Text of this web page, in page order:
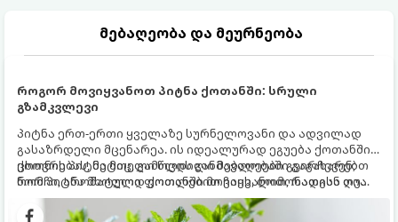
მებაღეობა და მეურნეობა
როგორ მოვიყვანოთ პიტნა ქოთანში: სრული
გზამკვლევი
პიტნა ერთ-ერთი ყველაზე სურნელოვანი და ადვილად
გასაზრდელი მცენარეა. ის იდეალურად ეგუება ქოთანში
ცხოვრებას, მეტიც, გამოცდილი მებაღეები გვირჩევენ,
რომ პიტნა მხოლოდ ქოთანში მოვიყვანოთ, რადგან ღია
გრუნტში (ბაღში) დარგვისას ის ფესვებით ძალიან
სწრაფად ვრცელდება და სხვა მცენარეებს ავიწროებს.
ქოთნის პიტნა მთელი წლის განმავლობაში გაგახარებთ
ნორჩი, არომატული ფოთლებით ჩაის, ლიმონათისა თუ
კერძებისთვის.